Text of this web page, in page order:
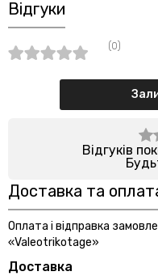
Відгуки
(0)
Відгуків
Доставка та
Оплата і відправка
«Valeotrikotage»
Доставка